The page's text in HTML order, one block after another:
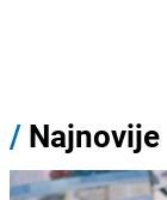
/ Najnovije